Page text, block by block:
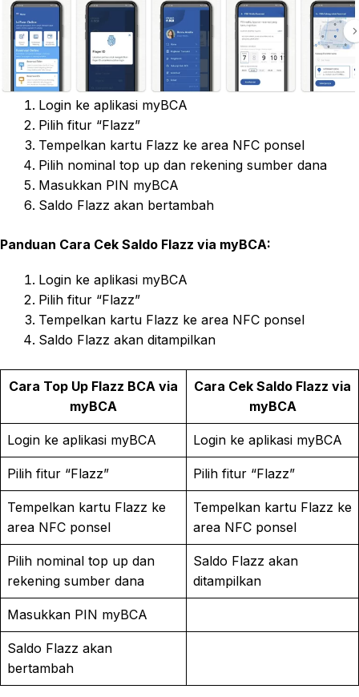
Login ke aplikasi myBCA
Pilih fitur “Flazz”
Tempelkan kartu Flazz ke area NFC ponsel
Pilih nominal top up dan rekening sumber dana
Masukkan PIN myBCA
Saldo Flazz akan bertambah
Panduan Cara Cek Saldo Flazz via myBCA:
Login ke aplikasi myBCA
Pilih fitur “Flazz”
Tempelkan kartu Flazz ke area NFC ponsel
Saldo Flazz akan ditampilkan
Cara Top Up Flazz BCA via
myBCA
Cara Cek Saldo Flazz via
myBCA
Login ke aplikasi myBCA Login ke aplikasi myBCA
Pilih fitur “Flazz” Pilih fitur “Flazz”
Tempelkan kartu Flazz ke
area NFC ponsel
Tempelkan kartu Flazz ke
area NFC ponsel
Pilih nominal top up dan
rekening sumber dana
Saldo Flazz akan
ditampilkan
Masukkan PIN myBCA
Saldo Flazz akan
bertambah